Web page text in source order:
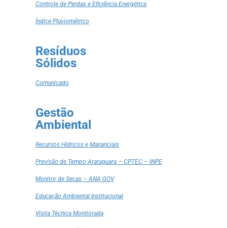
Controle de Perdas e Eficiência Energética
Índice Pluviométrico
Resíduos
Sólidos
Comunicado
Gestão
Ambiental
Recursos Hídricos e Mananciais
Previsão de Tempo Araraquara – CPTEC – INPE
Monitor de Secas – ANA GOV
Educação Ambiental Institucional
Visita Técnica Monitorada